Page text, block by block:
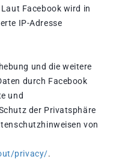
Facebook wird in
IP-Adresse
und die weitere
durch Facebook
und
der Privatsphäre
von
privacy/.